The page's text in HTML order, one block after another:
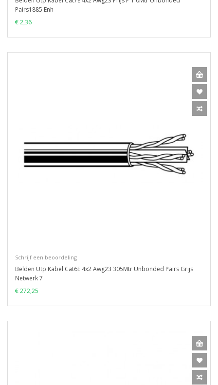
Pairs1885 Enh
€ 2,36
Schrijf een beoordeling
Belden Utp Kabel Cat6E 4x2 Awg23 305Mtr Unbonded Pairs Grijs
Netwerk 7
€ 272,25